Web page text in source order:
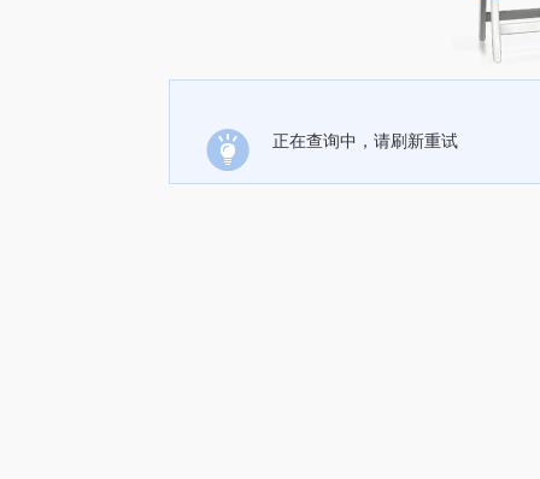
正在查询中，请刷新重试